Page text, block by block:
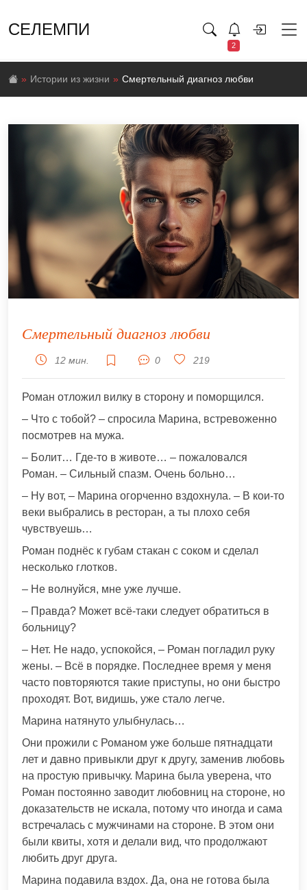
СЕЛЕМПИ
2
Истории из жизни Смертельный диагноз любви
Смертельный диагноз любви
12 мин. 0 219
Роман отложил вилку в сторону и поморщился.
– Что с тобой? – спросила Марина, встревоженно
посмотрев на мужа.
– Болит… Где-то в животе… – пожаловался
Роман. – Сильный спазм. Очень больно…
– Ну вот, – Марина огорченно вздохнула. – В кои-то
веки выбрались в ресторан, а ты плохо себя
чувствуешь…
Роман поднёс к губам стакан с соком и сделал
несколько глотков.
– Не волнуйся, мне уже лучше.
– Правда? Может всё-таки следует обратиться в
больницу?
– Нет. Не надо, успокойся, – Роман погладил руку
жены. – Всё в порядке. Последнее время у меня
часто повторяются такие приступы, но они быстро
проходят. Вот, видишь, уже стало легче.
Марина натянуто улыбнулась…
Они прожили с Романом уже больше пятнадцати
лет и давно привыкли друг к другу, заменив любовь
на простую привычку. Марина была уверена, что
Роман постоянно заводит любовниц на стороне, но
доказательств не искала, потому что иногда и сама
встречалась с мужчинами на стороне. В этом они
были квиты, хотя и делали вид, что продолжают
любить друг друга.
Марина подавила вздох. Да, она не готова была